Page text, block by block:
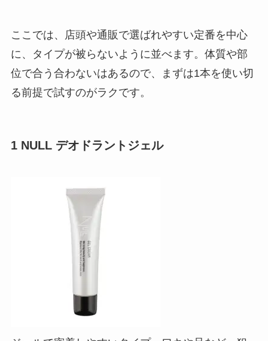
ここでは、店頭や通販で選ばれやすい定番を中心
に、タイプが被らないように並べます。体質や部
位で合う合わないはあるので、まずは1本を使い切
る前提で試すのがラクです。
1 NULL デオドラントジェル